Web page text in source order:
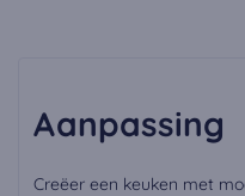
Aanpassing
Creëer een keuken met